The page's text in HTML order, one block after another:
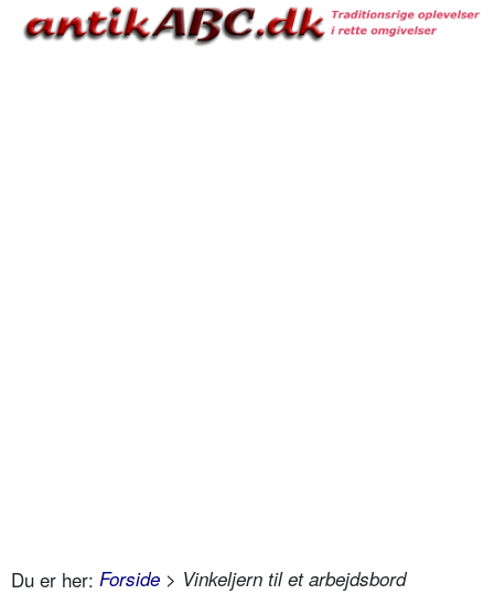
Du er her: Forside > Vinkeljern til et arbejdsbord